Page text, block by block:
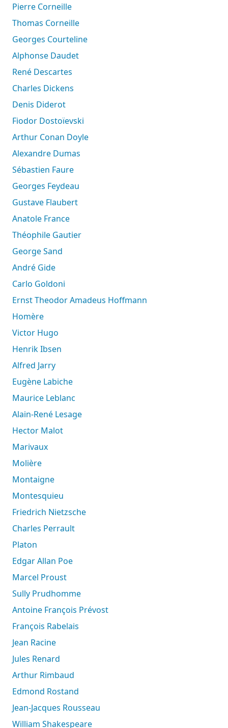
Pierre Corneille
Thomas Corneille
Georges Courteline
Alphonse Daudet
René Descartes
Charles Dickens
Denis Diderot
Fiodor Dostoïevski
Arthur Conan Doyle
Alexandre Dumas
Sébastien Faure
Georges Feydeau
Gustave Flaubert
Anatole France
Théophile Gautier
George Sand
André Gide
Carlo Goldoni
Ernst Theodor Amadeus Hoffmann
Homère
Victor Hugo
Henrik Ibsen
Alfred Jarry
Eugène Labiche
Maurice Leblanc
Alain-René Lesage
Hector Malot
Marivaux
Molière
Montaigne
Montesquieu
Friedrich Nietzsche
Charles Perrault
Platon
Edgar Allan Poe
Marcel Proust
Sully Prudhomme
Antoine François Prévost
François Rabelais
Jean Racine
Jules Renard
Arthur Rimbaud
Edmond Rostand
Jean-Jacques Rousseau
William Shakespeare